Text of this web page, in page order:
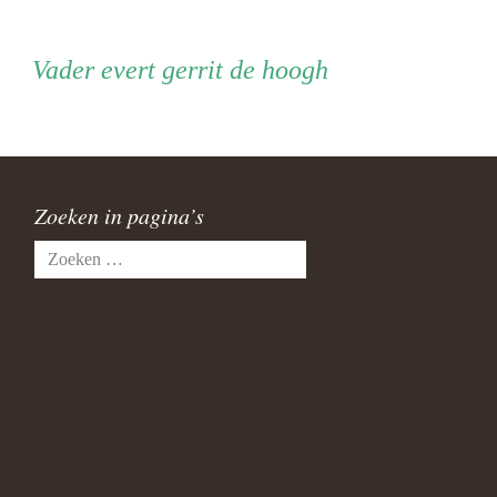
VaderVader
evert gerrit de hoogh
Zoeken in pagina’s
Zoeken
naar: